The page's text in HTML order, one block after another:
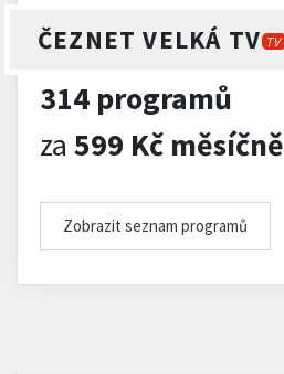
ČEZNET VELKÁ TV TV
314 programů
za 599 Kč měsíčně
Zobrazit seznam programů